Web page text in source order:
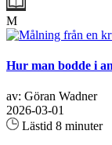
M
Hur man bodde i
av: Göran Wadner
2026-03-01
Lästid 8 minuter